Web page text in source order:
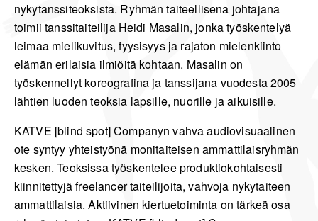
nykytanssiteoksista. Ryhmän taiteellisena johtajana
toimii tanssitaiteilija Heidi Masalin, jonka työskentelyä
leimaa mielikuvitus, fyysisyys ja rajaton mielenkiinto
elämän erilaisia ilmiöitä kohtaan. Masalin on
työskennellyt koreografina ja tanssijana vuodesta 2005
lähtien luoden teoksia lapsille, nuorille ja aikuisille.
KATVE [blind spot] Companyn vahva audiovisuaalinen
ote syntyy yhteistyönä monitaiteisen ammattilaisryhmän
kesken. Teoksissa työskentelee produktiokohtaisesti
kiinnitettyjä freelancer taiteilijoita, vahvoja nykytaiteen
ammattilaisia. Aktiivinen kiertuetoiminta on tärkeä osa